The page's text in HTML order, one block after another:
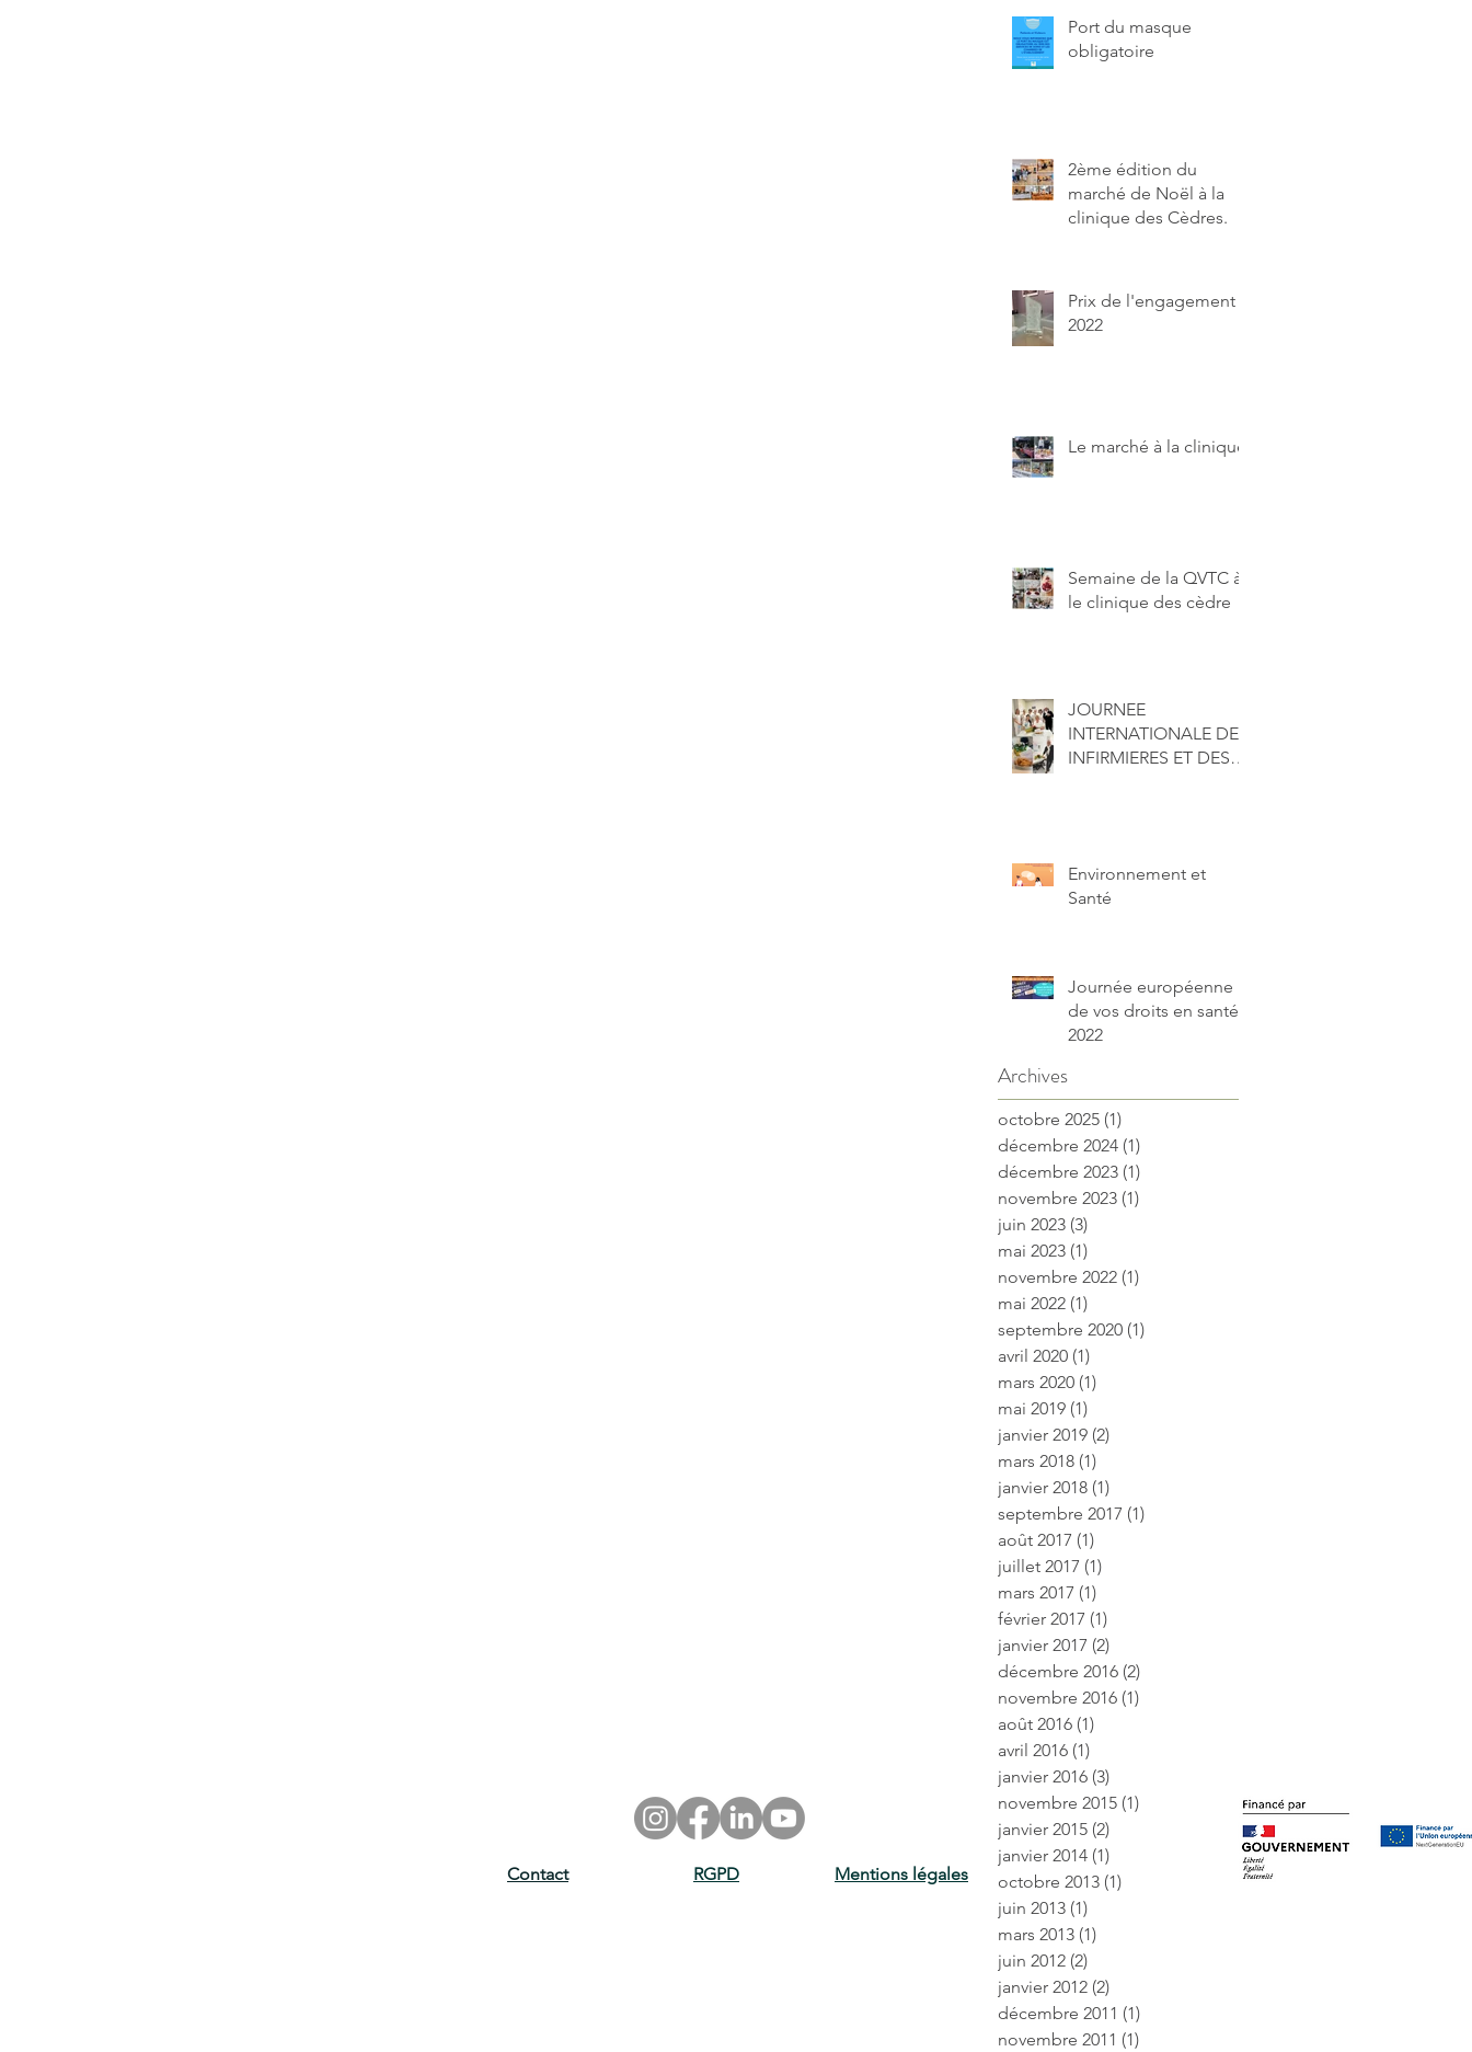
Port du masque
obligatoire
2ème édition du
marché de Noël à la
clinique des Cèdres.
Prix de l'engagement
2022
Le marché à la clinique
Semaine de la QVTC à
le clinique des cèdre
JOURNEE
INTERNATIONALE DES
INFIRMIERES ET DES
Environnement et
Santé
Journée européenne
de vos droits en santé
2022
Archives
octobre 2025 (1)
décembre 2024 (1)
décembre 2023 (1)
novembre 2023 (1)
juin 2023 (3)
mai 2023 (1)
novembre 2022 (1)
mai 2022 (1)
septembre 2020 (1)
avril 2020 (1)
mars 2020 (1)
mai 2019 (1)
janvier 2019 (2)
mars 2018 (1)
janvier 2018 (1)
septembre 2017 (1)
août 2017 (1)
juillet 2017 (1)
mars 2017 (1)
février 2017 (1)
janvier 2017 (2)
décembre 2016 (2)
novembre 2016 (1)
août 2016 (1)
avril 2016 (1)
janvier 2016 (3)
novembre 2015 (1)
janvier 2015 (2)
janvier 2014 (1)
octobre 2013 (1)
juin 2013 (1)
mars 2013 (1)
juin 2012 (2)
janvier 2012 (2)
décembre 2011 (1)
novembre 2011 (1)
Contact RGPD Mentions légales